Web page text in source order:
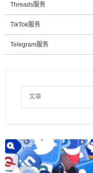
Threads服务
TikTok服务
Telegram服务